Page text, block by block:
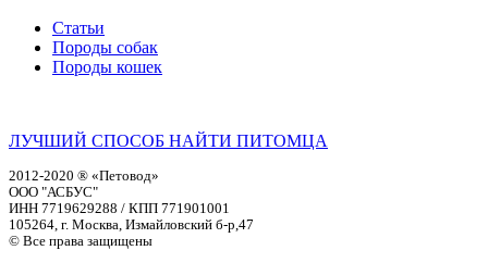
Статьи
Породы собак
Породы кошек
ЛУЧШИЙ СПОСОБ НАЙТИ ПИТОМЦА
2012-2020 ® «Петовод»
ООО "АСБУС"
ИНН 7719629288 / КПП 771901001
105264, г. Москва, Измайловский б-р,47
© Все права защищены